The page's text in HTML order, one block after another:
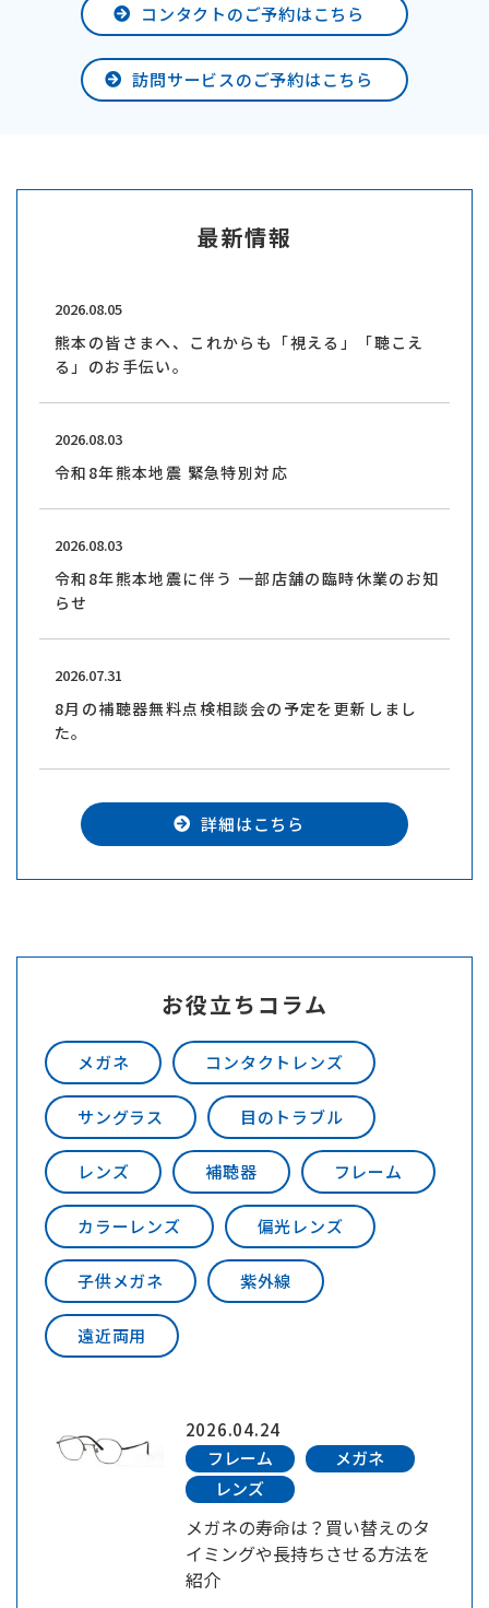
コンタクトのご予約はこちら
訪問サービスのご予約はこちら
最新情報
2026.08.05
熊本の皆さまへ、これからも「視える」「聴こえ
る」のお手伝い。
2026.08.03
令和8年熊本地震 緊急特別対応
2026.08.03
令和8年熊本地震に伴う 一部店舗の臨時休業のお知
らせ
2026.07.31
8月の補聴器無料点検相談会の予定を更新しまし
た。
詳細はこちら
お役立ちコラム
メガネ コンタクトレンズ
サングラス 目のトラブル
レンズ 補聴器 フレーム
カラーレンズ 偏光レンズ
子供メガネ 紫外線
遠近両用
2026.04.24
フレーム
メガネ
レンズ
メガネの寿命は？買い替えのタ
イミングや長持ちさせる方法を
紹介